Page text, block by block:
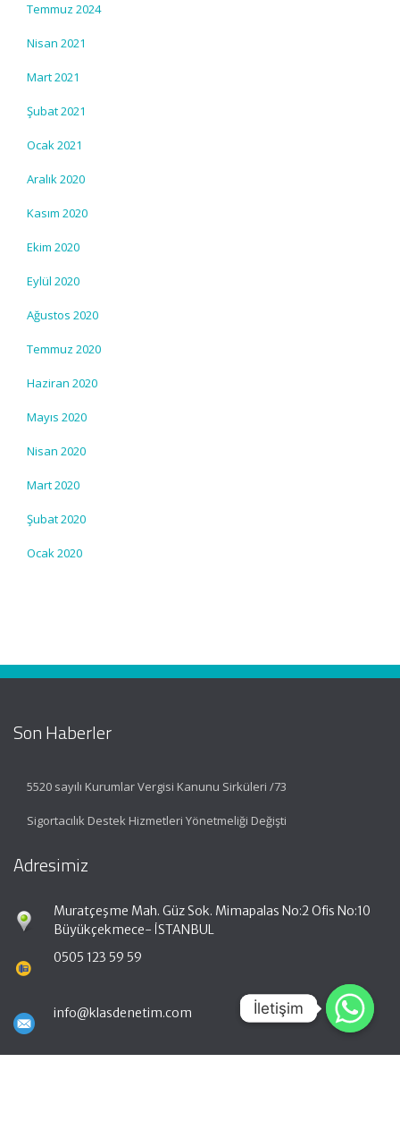
Temmuz 2024
Nisan 2021
Mart 2021
Şubat 2021
Ocak 2021
Aralık 2020
Kasım 2020
Ekim 2020
Eylül 2020
Ağustos 2020
Temmuz 2020
Haziran 2020
Mayıs 2020
Nisan 2020
Mart 2020
Şubat 2020
Ocak 2020
Son Haberler
5520 sayılı Kurumlar Vergisi Kanunu Sirküleri /73
Sigortacılık Destek Hizmetleri Yönetmeliği Değişti
Adresimiz
Muratçeşme Mah. Güz Sok. Mimapalas No:2 Ofis No:10
Büyükçekmece- İSTANBUL
0505 123 59 59
info@klasdenetim.com İletişim
İletişim